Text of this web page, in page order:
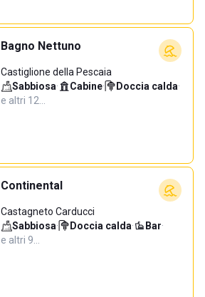
Bagno Nettuno
Castiglione della Pescaia
Sabbiosa· Cabine· Doccia calda·
e altri 12…
Continental
Castagneto Carducci
Sabbiosa· Doccia calda· Bar·
e altri 9…